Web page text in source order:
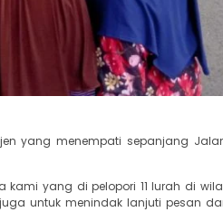
yang menempati sepanjang
yang di pelopori 11 lurah di
untuk menindak lanjuti pesan